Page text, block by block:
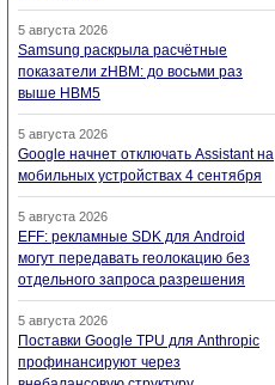
5 августа 2026
Samsung раскрыла расчётные
показатели zHBM: до восьми раз
выше HBM5
5 августа 2026
Google начнет отключать Assistant на
мобильных устройствах 4 сентября
5 августа 2026
EFF: рекламные SDK для Android
могут передавать геолокацию без
отдельного запроса разрешения
5 августа 2026
Поставки Google TPU для Anthropic
профинансируют через